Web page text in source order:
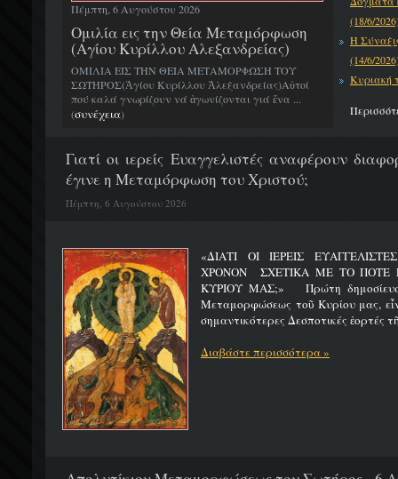
Πέμπτη, 6 Αυγούστου 2026
Ομιλία εις την Θεία Μεταμόρφωση
(Αγίου Κυρίλλου Αλεξανδρείας)
ΟΜΙΛΙΑ ΕΙΣ ΤΗΝ ΘΕΙΑ ΜΕΤΑΜΟΡΦΩΣΗ ΤΟΥ
ΣΩΤΗΡΟΣ(Ἁγίου Κυρίλλου Ἀλεξανδρείας)Αὐτοί
πού καλά γνωρίζουν νά ἀγωνίζονται γιά ἕνα ...
(συνέχεια)
(18/6/
Η
(14/6/
Κυριακή
Γιατί οι ιερείς Ευαγγελιστές αναφέρουν
έγινε η Μεταμόρφωση του Χριστού;
Πέμπτη, 6 Αυγούστου 2026
«ΔΙΑΤΙ ΟΙ ΙΕΡΕΙΣ
ΧΡΟΝΟΝ ΣΧΕΤΙΚΑ ΜΕ ΤΟ ΠΟΤΕ
ΚΥΡΙΟΥ ΜΑΣ;» Πρώτη
Μεταμορφώσεως τοῦ Κυρίου μας,
σημαντικότερες Δεσποτικές ἑορτές
Διαβάστε περισσότερα »